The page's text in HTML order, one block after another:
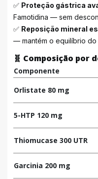
✅ Proteção gástrica
Famotidina — sem
✅ Reposição mineral
— mantém o equilíbrio do
🧬 Composição por
Componente
Orlistate 80 mg
5-HTP 120 mg
Thiomucase 300 UTR
Garcinia 200 mg